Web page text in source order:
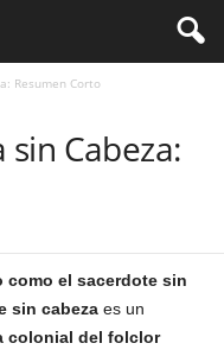
Resumen Corto
Cabeza:
como el sacerdote sin
sin cabeza es un
colonial del folclor